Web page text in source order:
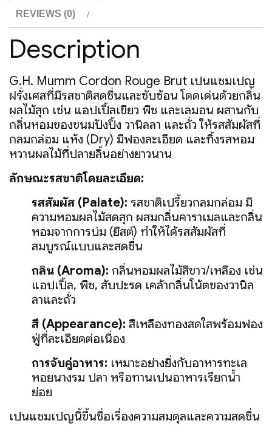
REVIEWS (0)
Description
G.H. Mumm Cordon Rouge Brut เป็นแชมเปญ
ฝรั่งเศสที่มีรสชาติสดชื่นและซับซ้อน โดดเด่นด้วยกลิ่น
ผลไม้สุก เช่น แอปเปิ้ลเขียว พีช และเลมอน ผสานกับ
กลิ่นหอมของขนมปังปิ้ง วานิลลา และถั่ว ให้รสสัมผัสที่
กลมกล่อม แห้ง (Dry) มีฟองละเอียด และทิ้งรสหอม
หวานผลไม้ที่ปลายลิ้นอย่างยาวนาน
ลักษณะรสชาติโดยละเอียด:
รสสัมผัส (Palate): รสชาติเปรี้ยวกลมกล่อม มี
ความหอมผลไม้สดสุก ผสมกลิ่นคาราเมลและกลิ่น
หอมจากการบ่ม (ยีสต์) ทำให้ได้รสสัมผัสที่
สมบูรณ์แบบและสดชื่น
กลิ่น (Aroma): กลิ่นหอมผลไม้สีขาว/เหลือง เช่น
แอปเปิ้ล, พีช, สับปะรด เคล้ากลิ่นโน้ตของวานิล
ลาและถั่ว
สี (Appearance): สีเหลืองทองสดใสพร้อมฟอง
ฟู่ที่ละเอียดต่อเนื่อง
การจับคู่อาหาร: เหมาะอย่างยิ่งกับอาหารทะเล
หอยนางรม ปลา หรือทานเป็นอาหารเรียกน้ำ
ย่อย
เป็นแชมเปญนี้ขึ้นชื่อเรื่องความสมดุลและความสดชื่น